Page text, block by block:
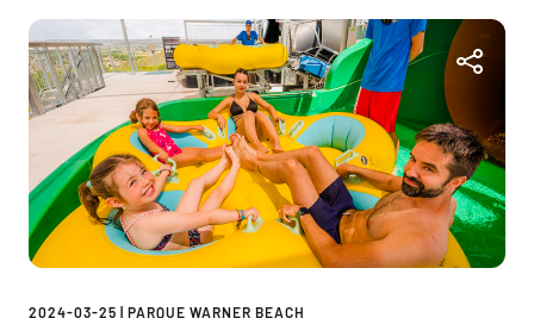
2024-03-25 | PARQUE WARNER BEACH